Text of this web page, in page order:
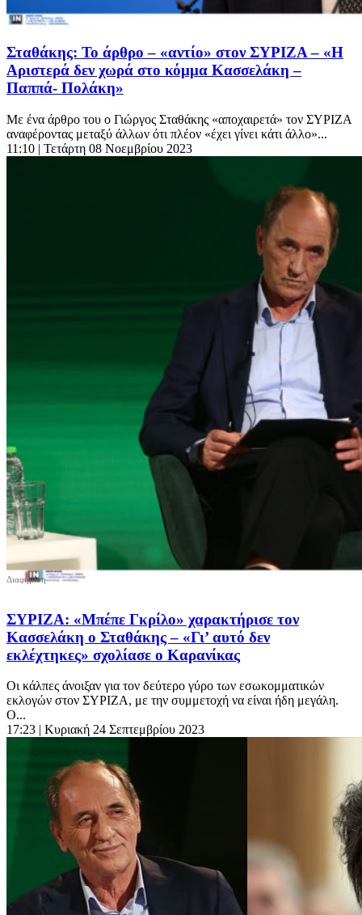
Σταθάκης: Το άρθρο – «αντίο» στον ΣΥΡΙΖΑ – «Η
Αριστερά δεν χωρά στο κόμμα Κασσελάκη –
Παππά- Πολάκη»
Με ένα άρθρο του ο Γιώργος Σταθάκης «αποχαιρετά» τον ΣΥΡΙΖΑ
αναφέροντας μεταξύ άλλων ότι πλέον «έχει γίνει κάτι άλλο»...
11:10 | Τετάρτη 08 Νοεμβρίου 2023
ΣΥΡΙΖΑ: «Μπέπε Γκρίλο» χαρακτήρισε τον
Κασσελάκη ο Σταθάκης – «Γι’ αυτό δεν
εκλέχτηκες» σχολίασε ο Καρανίκας
Οι κάλπες άνοιξαν για τον δεύτερο γύρο των εσωκομματικών
εκλογών στον ΣΥΡΙΖΑ, με την συμμετοχή να είναι ήδη μεγάλη.
Ο...
17:23 | Κυριακή 24 Σεπτεμβρίου 2023